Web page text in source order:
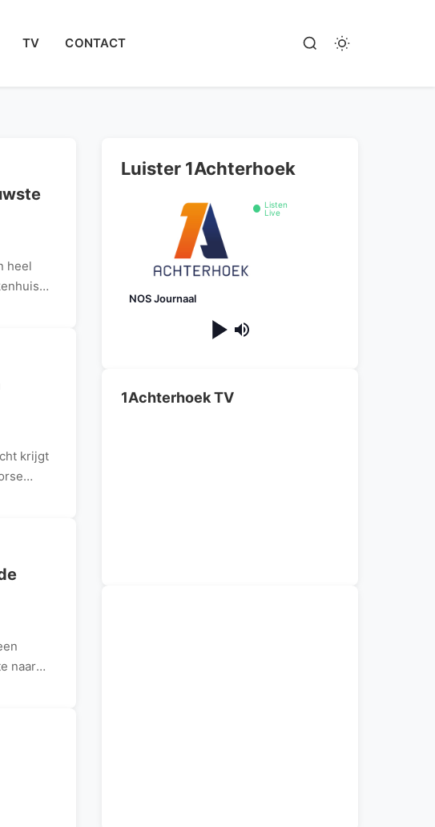
TV CONTACT
heel
krijgt
naar
Luister 1Achterhoek
Listen
Live
NOS Journaal
1Achterhoek TV